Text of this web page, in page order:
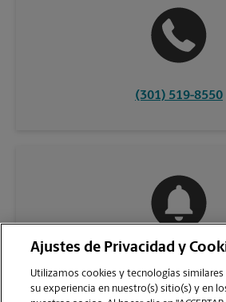
(301) 519-8550
Ajustes de Privacidad y
Utilizamos cookies y tecnologías
su experiencia en nuestro(s) sitio(s) y en